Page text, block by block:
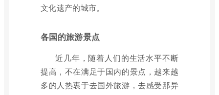
文化遗产的城市。
各国的旅游景点
近几年，随着人们的生活水平不断
提高，不在满足于国内的景点，越来越
多的人热衷于去国外旅游，去感受那异